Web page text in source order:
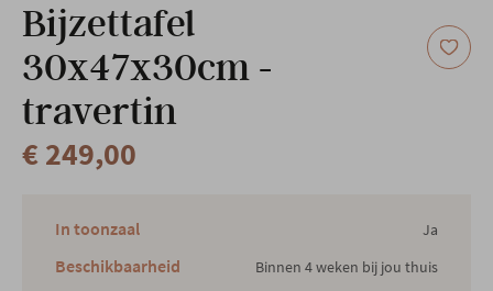
Bijzettafel
30x47x30cm -
travertin
€ 249,00
In toonzaal Ja
Beschikbaarheid Binnen 4 weken bij jou thuis